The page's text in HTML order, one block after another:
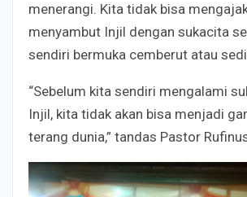
menerangi. Kita tidak bisa
menyambut Injil dengan sukacita
sendiri bermuka cemberut atau
“Sebelum kita sendiri mengalami
Injil, kita tidak akan bisa menjadi
terang dunia,” tandas Pastor